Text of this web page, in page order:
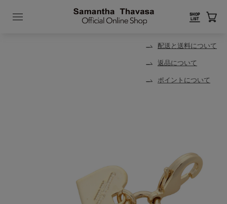
配送と送料について
返品について
ポイントについて